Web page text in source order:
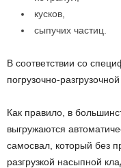
кусков,
сыпучих частиц.
В соответствии со
погрузочно-
Как правило, в
выгружаются
самосвал, который без
разгрузкой насыпной